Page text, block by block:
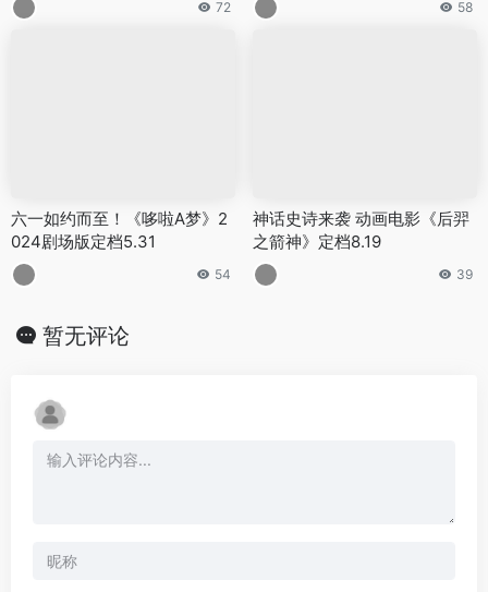
72 58
六一如约而至！《哆啦A梦》2
024剧场版定档5.31
54
神话史诗来袭 动画电影《后羿
之箭神》定档8.19
39
暂无评论